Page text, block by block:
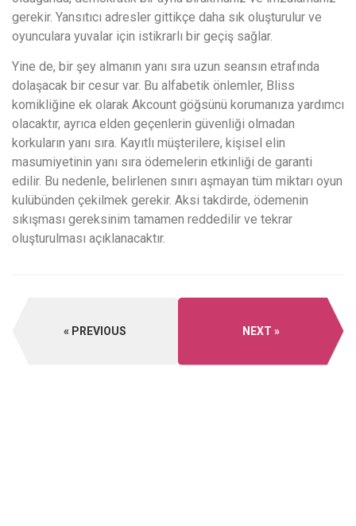
gerekir. Yansıtıcı adresler gittikçe daha sık oluşturulur ve
oyunculara yuvalar için istikrarlı bir geçiş sağlar.
Yine de, bir şey almanın yanı sıra uzun seansın etrafında
dolaşacak bir cesur var. Bu alfabetik önlemler, Bliss
komikliğine ek olarak Akcount göğsünü korumanıza yardımcı
olacaktır, ayrıca elden geçenlerin güvenliği olmadan
korkuların yanı sıra. Kayıtlı müşterilere, kişisel elin
masumiyetinin yanı sıra ödemelerin etkinliği de garanti
edilir. Bu nedenle, belirlenen sınırı aşmayan tüm miktarı oyun
kulübünden çekilmek gerekir. Aksi takdirde, ödemenin
sıkışması gereksinim tamamen reddedilir ve tekrar
oluşturulması açıklanacaktır.
PREVIOUS NEXT